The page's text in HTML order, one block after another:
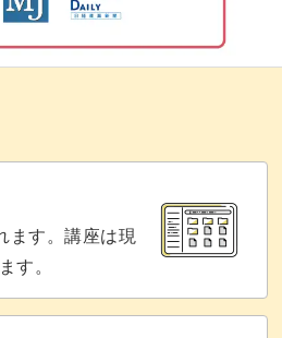
ます。講座は現
す。